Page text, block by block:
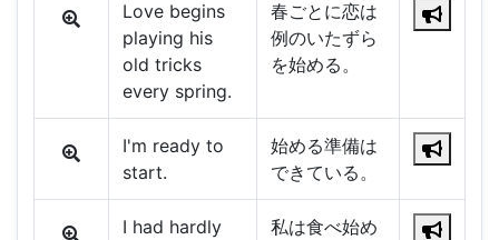
Love begins
playing his
old tricks
every spring.
春ごとに恋は
例のいたずら
を始める。
I'm ready to
start.
始める準備は
できている。
I had hardly
私は食べ始め